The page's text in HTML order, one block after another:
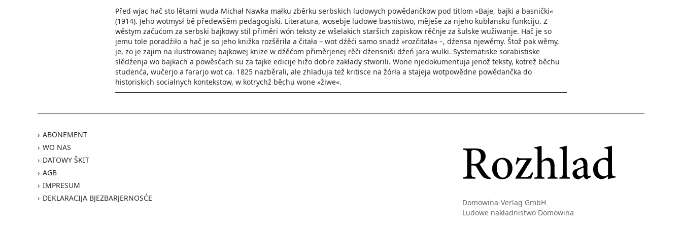
Před wjac hač sto lětami wuda Michał Nawka małku zběrku serbskich ludowych powědančkow pod titlom »Baje, bajki a basnički«
(1914). Jeho wotmysł bě předewšěm pedagogiski. Literatura, wosebje ludowe basnistwo, měješe za njeho kubłansku funkciju. Z
wěstym začućom za serbski bajkowy stil přiměri wón teksty ze wšelakich staršich zapiskow rěčnje za šulske wužiwanje. Hač je so
jemu tole poradźiło a hač je so jeho knižka rozšěriła a čitała – wot dźěći samo snadź »rozčitała« –, dźensa njewěmy. Štož pak wěmy,
je, zo je zajim na ilustrowanej bajkowej knize w dźěćom přiměrjenej rěči dźensniši dźeń jara wulki. Systematiske sorabistiske
slědźenja wo bajkach a powěsćach su za tajke edicije hižo dobre zakłady stworili. Wone njedokumentuja jenož teksty, kotrež běchu
studenća, wučerjo a fararjo wot ca. 1825 nazběrali, ale zhladuja tež kritisce na žórła a stajeja wotpowědne powědančka do
historiskich socialnych kontekstow, w kotrychž běchu wone »žiwe«.
Domowina-Verlag GmbH
Ludowe nakładnistwo Domowina
ABONEMENT
WO NAS
DATOWY ŠKIT
AGB
IMPRESUM
DEKLARACIJA BJEZBARJERNOSĆE